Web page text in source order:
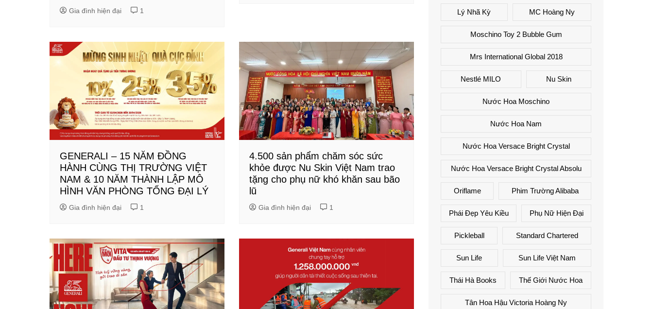
Gia đình hiện đại 1
GENERALI – 15 NĂM ĐỒNG
HÀNH CÙNG THỊ TRƯỜNG VIỆT
NAM & 10 NĂM THÀNH LẬP MÔ
HÌNH VĂN PHÒNG TỔNG ĐẠI LÝ
Gia đình hiện đại 1
4.500 sản phẩm chăm sóc sức
khỏe được Nu Skin Việt Nam trao
tặng cho phụ nữ khó khăn sau bão
lũ
Gia đình hiện đại 1
Lý Nhã Kỳ MC Hoàng Ny
Moschino Toy 2 Bubble Gum
Mrs International Global 2018
Nestlé MILO Nu Skin
Nước Hoa Moschino
Nước Hoa Nam
Nước Hoa Versace Bright Crystal
Nước Hoa Versace Bright Crystal Absolu
Oriflame Phim Trường Alibaba
Phái Đẹp Yêu Kiều Phụ Nữ Hiện Đại
Pickleball Standard Chartered
Sun Life Sun Life Việt Nam
Thái Hà Books Thế Giới Nước Hoa
Tân Hoa Hậu Victoria Hoàng Ny